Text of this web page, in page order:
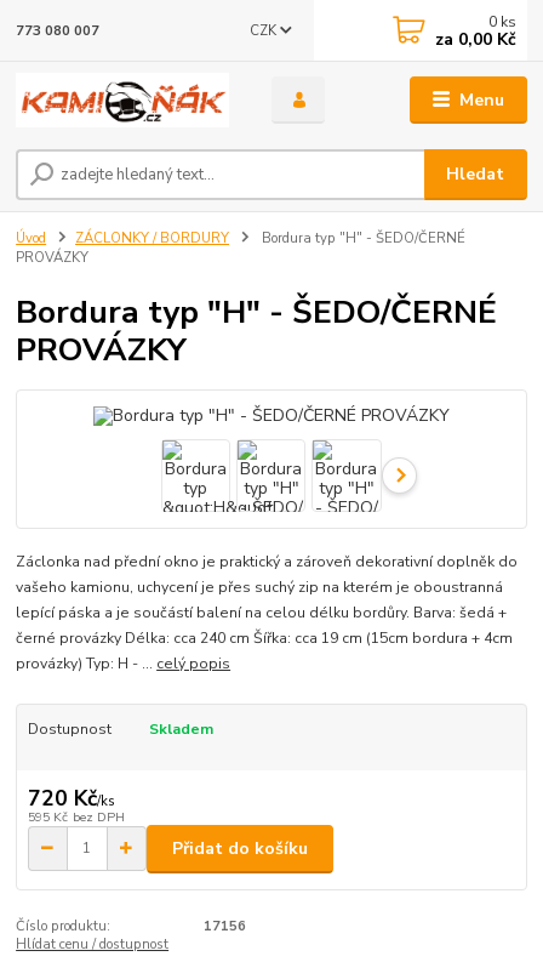
Menu
CZK
Hledat
773 080 007 0 ks
za 0,00 Kč
Úvod ZÁCLONKY / BORDURY
Bordura typ "H" - ŠEDO/ČERNÉ
PROVÁZKY
Bordura typ "H" - ŠEDO/ČERNÉ
PROVÁZKY
Záclonka nad přední okno je praktický a zároveň dekorativní doplněk do
vašeho kamionu, uchycení je přes suchý zip na kterém je oboustranná
lepící páska a je součástí balení na celou délku bordůry. Barva: šedá +
černé provázky Délka: cca 240 cm Šířka: cca 19 cm (15cm bordura + 4cm
provázky) Typ: H - ... celý popis
Dostupnost Skladem
720 Kč/ks
595 Kč bez DPH
Přidat do košíku
Číslo produktu:
17156
Hlídat cenu / dostupnost